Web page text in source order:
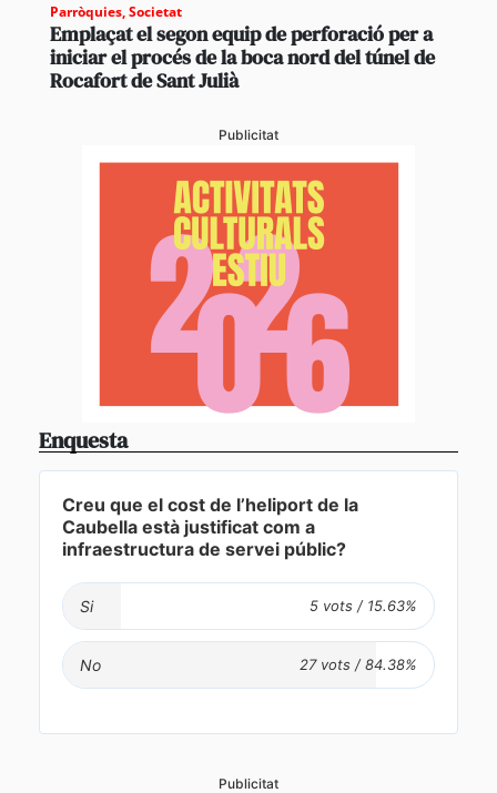
Parròquies,Societat
Emplaçat el segon equip de perforació per a
iniciar el procés de la boca nord del túnel de
Rocafort de Sant Julià
Publicitat
Enquesta
Creu que el cost de l’heliport de la
Caubella està justificat com a
infraestructura de servei públic?
Si
No
Publicitat